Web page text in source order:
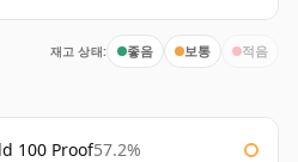
재고 상태: 좋음 보통 적음
100 Proof57.2%